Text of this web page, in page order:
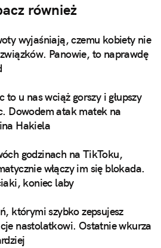
również
wyjaśniają, czemu kobiety nie
Panowie, to naprawdę
to u nas wciąż gorszy i głupszy
Dowodem atak matek na
Hakiela
godzinach na TikToku,
włączy im się blokada.
koniec laby
którymi szybko zepsujesz
nastolatkowi. Ostatnie wkurza